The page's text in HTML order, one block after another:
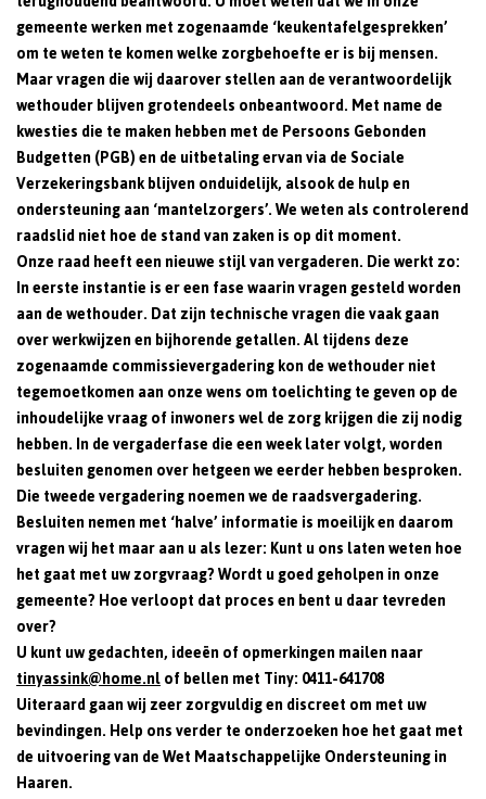
gemeente werken met zogenaamde ‘keukentafelgesprekken’
om te weten te komen welke zorgbehoefte er is bij mensen.
Maar vragen die wij daarover stellen aan de verantwoordelijk
wethouder blijven grotendeels onbeantwoord. Met name de
kwesties die te maken hebben met de Persoons Gebonden
Budgetten (PGB) en de uitbetaling ervan via de Sociale
Verzekeringsbank blijven onduidelijk, alsook de hulp en
ondersteuning aan ‘mantelzorgers’. We weten als controlerend
raadslid niet hoe de stand van zaken is op dit moment.
Onze raad heeft een nieuwe stijl van vergaderen. Die werkt zo:
In eerste instantie is er een fase waarin vragen gesteld worden
aan de wethouder. Dat zijn technische vragen die vaak gaan
over werkwijzen en bijhorende getallen. Al tijdens deze
zogenaamde commissievergadering kon de wethouder niet
tegemoetkomen aan onze wens om toelichting te geven op de
inhoudelijke vraag of inwoners wel de zorg krijgen die zij nodig
hebben. In de vergaderfase die een week later volgt, worden
besluiten genomen over hetgeen we eerder hebben besproken.
Die tweede vergadering noemen we de raadsvergadering.
Besluiten nemen met ‘halve’ informatie is moeilijk en daarom
vragen wij het maar aan u als lezer: Kunt u ons laten weten hoe
het gaat met uw zorgvraag? Wordt u goed geholpen in onze
gemeente? Hoe verloopt dat proces en bent u daar tevreden
over?
U kunt uw gedachten, ideeën of opmerkingen mailen naar
tinyassink@home.nlof bellen met Tiny: 0411-641708
Uiteraard gaan wij zeer zorgvuldig en discreet om met uw
bevindingen. Help ons verder te onderzoeken hoe het gaat met
de uitvoering van de Wet Maatschappelijke Ondersteuning in
Haaren.